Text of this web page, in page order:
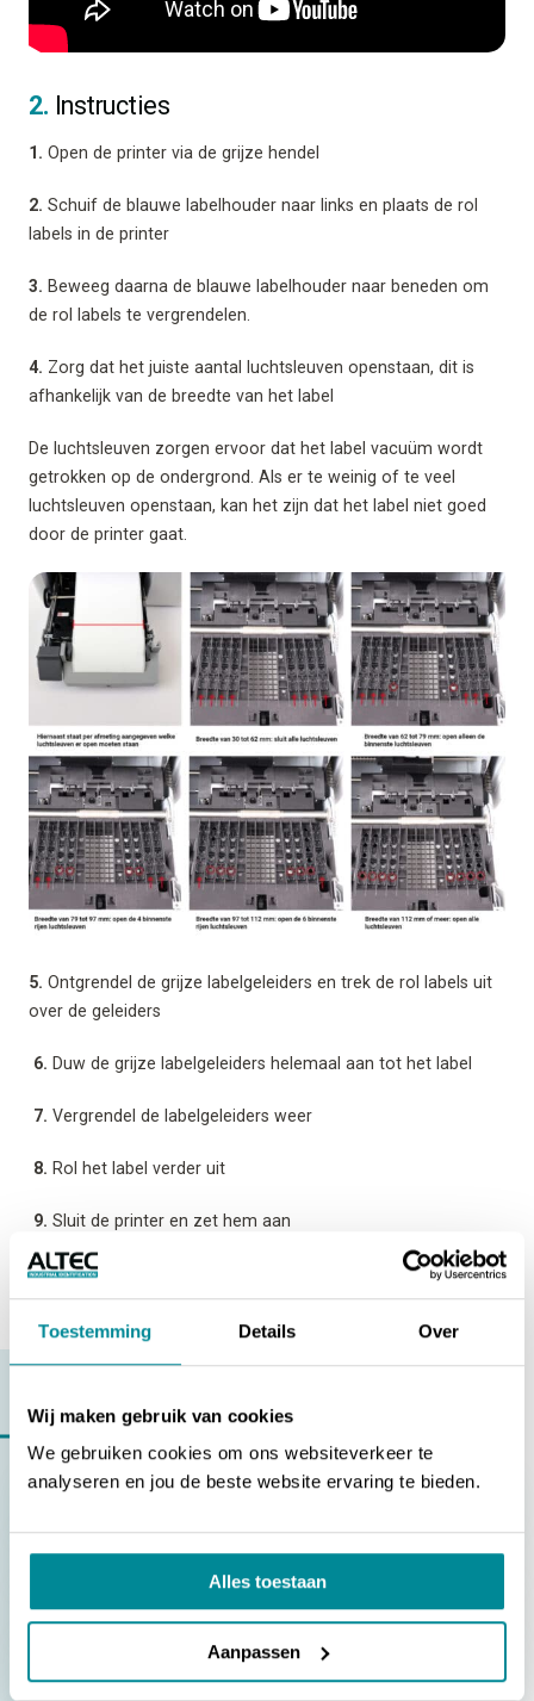
Toestemming Details Over
Wij maken gebruik van cookies
We gebruiken cookies om ons websiteverkeer te
analyseren en jou de beste website ervaring te bieden.
Alles toestaan
Aanpassen
2. Instructies
1. Open de printer via de grijze hendel
2. Schuif de blauwe labelhouder naar links en plaats de rol
labels in de printer
3. Beweeg daarna de blauwe labelhouder naar beneden om
de rol labels te vergrendelen.
4. Zorg dat het juiste aantal luchtsleuven openstaan, dit is
afhankelijk van de breedte van het label
De luchtsleuven zorgen ervoor dat het label vacuüm wordt
getrokken op de ondergrond. Als er te weinig of te veel
luchtsleuven openstaan, kan het zijn dat het label niet goed
door de printer gaat.
5. Ontgrendel de grijze labelgeleiders en trek de rol labels uit
over de geleiders
6. Duw de grijze labelgeleiders helemaal aan tot het label
7. Vergrendel de labelgeleiders weer
8. Rol het label verder uit
9. Sluit de printer en zet hem aan
Vragen over
[ATP-300/600 Pro] | Hoe plaats ik een rol inktfolie?
[ATP-300/600 Pro] | Hoe maak ik de printer goed schoon?
[ATP-300/600 Pro] | Hoe plaats ik een omgekeerd
gewikkelde rol labels in de printer?